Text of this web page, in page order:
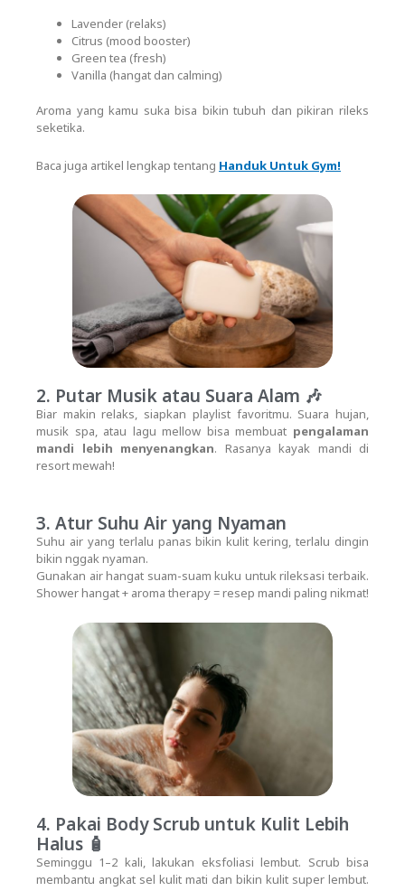
Lavender (relaks)
Citrus (mood booster)
Green tea (fresh)
Vanilla (hangat dan calming)
Aroma yang kamu suka bisa bikin tubuh dan pikiran rileks
seketika.
Baca juga artikel lengkap tentang Handuk Untuk Gym!
2. Putar Musik atau Suara Alam 🎶
Biar makin relaks, siapkan playlist favoritmu. Suara hujan,
musik spa, atau lagu mellow bisa membuat pengalaman
mandi lebih menyenangkan. Rasanya kayak mandi di
resort mewah!
3. Atur Suhu Air yang Nyaman
Suhu air yang terlalu panas bikin kulit kering, terlalu dingin
bikin nggak nyaman.
Gunakan air hangat suam-suam kuku untuk rileksasi terbaik.
Shower hangat + aroma therapy = resep mandi paling nikmat!
4. Pakai Body Scrub untuk Kulit Lebih
Halus 🧴
Seminggu 1–2 kali, lakukan eksfoliasi lembut. Scrub bisa
membantu angkat sel kulit mati dan bikin kulit super lembut.